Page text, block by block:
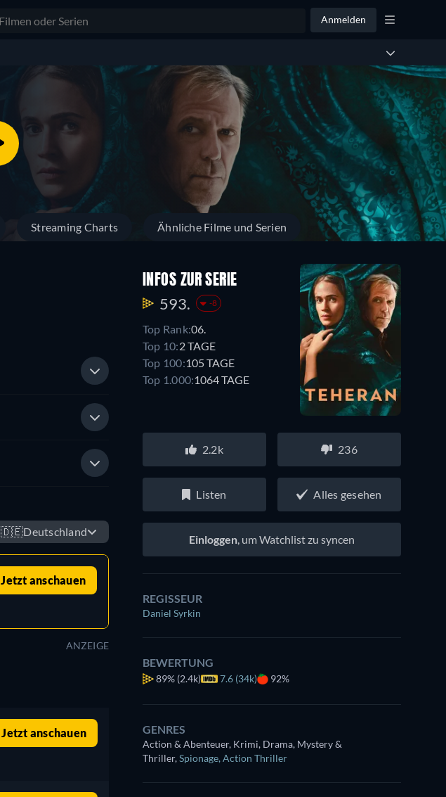
Anmelden
Streaming Charts Ähnliche Filme und Serien
🇩🇪Deutschland
Jetzt anschauen
ANZEIGE
Jetzt anschauen
INFOS ZUR SERIE
593. -8
Top Rank:06.
Top 10:2 TAGE
Top 100:105 TAGE
Top 1.000:1064 TAGE
2.2k 236
Listen Alles gesehen
Einloggen, um Watchlist zu syncen
REGISSEUR
Daniel Syrkin
BEWERTUNG
89% (2.4k) 7.6 (34k) 92%
GENRES
Action & Abenteuer, Krimi, Drama, Mystery &
Thriller,Spionage, Action Thriller